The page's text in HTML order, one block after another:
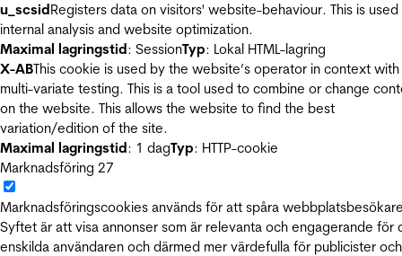
u_scsidRegisters data on visitors' website-behaviour. This is
internal analysis and website optimization.
Maximal lagringstid: SessionTyp: Lokal HTML-lagring
X-ABThis cookie is used by the website’s operator in context with
multi-variate testing. This is a tool used to combine or change
on the website. This allows the website to find the best
variation/edition of the site.
Maximal lagringstid: 1 dagTyp: HTTP-cookie
Marknadsföring 27
Marknadsföringscookies används för att spåra
Syftet är att visa annonser som är relevanta och engagerande för
enskilda användaren och därmed mer värdefulla för publicister och